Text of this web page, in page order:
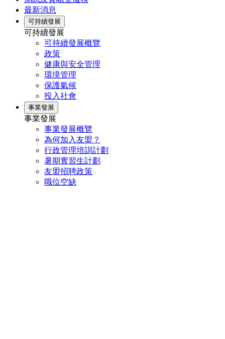
最新消息
可持續發展
可持續發展
可持續發展概覽
政策
健康與安全管理
環境管理
保護氣候
投入社會
事業發展
事業發展
事業發展概覽
為何加入友盟？
行政管理培訓計劃
暑期實習生計劃
友盟招聘政策
職位空缺